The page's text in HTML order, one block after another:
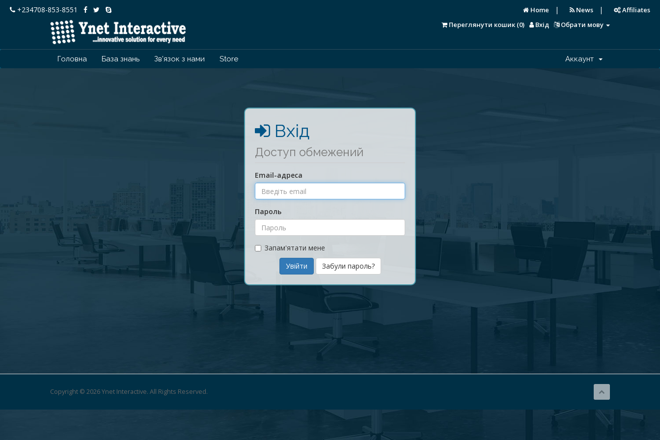
+234708-853-8551 Home | News |
Affiliates
Обрати мову
Вхід
Переглянути кошик (0)
Головна База знань Зв'язок з нами Store Аккаунт
Вхід
Доступ обмежений
Email-адреса
Пароль
Запам'ятати мене
Забули пароль?
Copyright © 2026 Ynet Interactive. All Rights Reserved.